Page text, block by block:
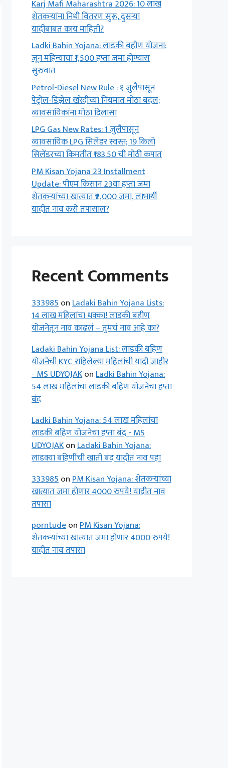
Karj Mafi Maharashtra 2026: 10 लाख
शेतकऱ्यांना निधी वितरण सुरू, दुसऱ्या
यादीबाबत काय माहिती?
Ladki Bahin Yojana: लाडकी बहीण योजना:
जून महिन्याचा ₹1,500 हप्ता जमा होण्यास
सुरुवात
Petrol-Diesel New Rule : १ जुलैपासून
पेट्रोल-डिझेल खरेदीच्या नियमात मोठा बदल;
व्यावसायिकांना मोठा दिलासा
LPG Gas New Rates: 1 जुलैपासून
व्यावसायिक LPG सिलेंडर स्वस्त; 19 किलो
सिलेंडरच्या किमतीत ₹183.50 ची मोठी कपात
PM Kisan Yojana 23 Installment
Update: पीएम किसान 23वा हप्ता जमा
शेतकऱ्यांच्या खात्यात ₹2,000 जमा, लाभार्थी
यादीत नाव कसे तपासाल?
Recent Comments
333985onLadaki Bahin Yojana Lists:
14 लाख महिलांचा धक्का! लाडकी बहीण
योजनेतून नाव काढलं – तुमचं नाव आहे का?
Ladaki Bahin Yojana List: लाडकी बहिण
योजनेची KYC राहिलेल्या महिलांची यादी जाहीर
- MS UDYOJAKonLadki Bahin Yojana:
54 लाख महिलांचा लाडकी बहिण योजनेचा हप्ता
बंद
Ladki Bahin Yojana: 54 लाख महिलांचा
लाडकी बहिण योजनेचा हप्ता बंद - MS
UDYOJAKonLadaki Bahin Yojana:
लाडक्या बहिणींची खाती बंद यादीत नाव पहा
333985onPM Kisan Yojana: शेतकऱ्यांच्या
खात्यात जमा होणार 4000 रुपये! यादीत नाव
तपासा
porntudeonPM Kisan Yojana:
शेतकऱ्यांच्या खात्यात जमा होणार 4000 रुपये!
यादीत नाव तपासा